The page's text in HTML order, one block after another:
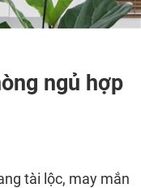
ngủ hợp
tài lộc, may mắn